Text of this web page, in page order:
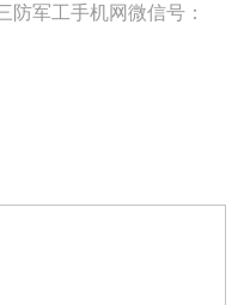
防军工手机网微信号：